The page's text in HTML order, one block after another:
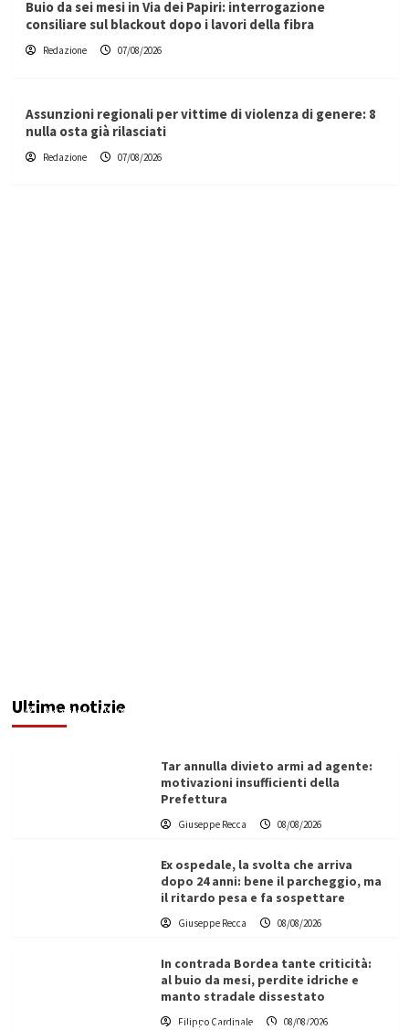
Buio da sei mesi in Via dei Papiri: interrogazione
consiliare sul blackout dopo i lavori della fibra
Redazione 07/08/2026
Assunzioni regionali per vittime di violenza di genere: 8
nulla osta già rilasciati
Redazione 07/08/2026
Ultime notizie
Redazione 08/08/2026
Tar annulla divieto armi ad agente:
motivazioni insufficienti della
Prefettura
Giuseppe Recca 08/08/2026
Ex ospedale, la svolta che arriva
dopo 24 anni: bene il parcheggio, ma
il ritardo pesa e fa sospettare
Giuseppe Recca 08/08/2026
In contrada Bordea tante criticità:
al buio da mesi, perdite idriche e
manto stradale dissestato
Filippo Cardinale 08/08/2026
L’ingegnere saccense Buscarnera partner chiave